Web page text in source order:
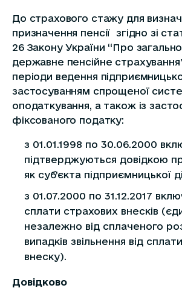
До страхового стажу для
призначення пенсії згідно зі
26 Закону України “Про
державне пенсійне
періоди ведення
застосуванням спрощеної
оподаткування, а також із
фіксованого податку:
з 01.01.1998 по 30.06.2000
підтверджуються довідкою
як суб’єкта підприємницької
з 01.07.2000 по 31.12.2017
сплати страхових внесків
незалежно від сплаченого
випадків звільнення від
внеску).
Довідково